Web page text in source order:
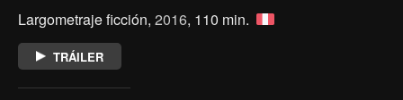
Largometraje ficción, 2016, 110 min.
TRÁILER